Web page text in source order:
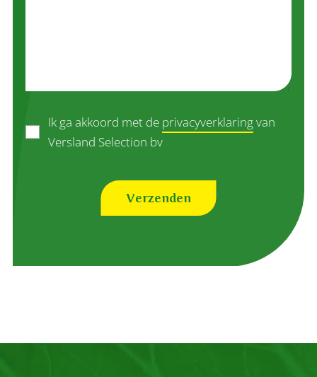
Ik ga akkoord met de privacyverklaringvan
Versland Selection bv
Verzenden